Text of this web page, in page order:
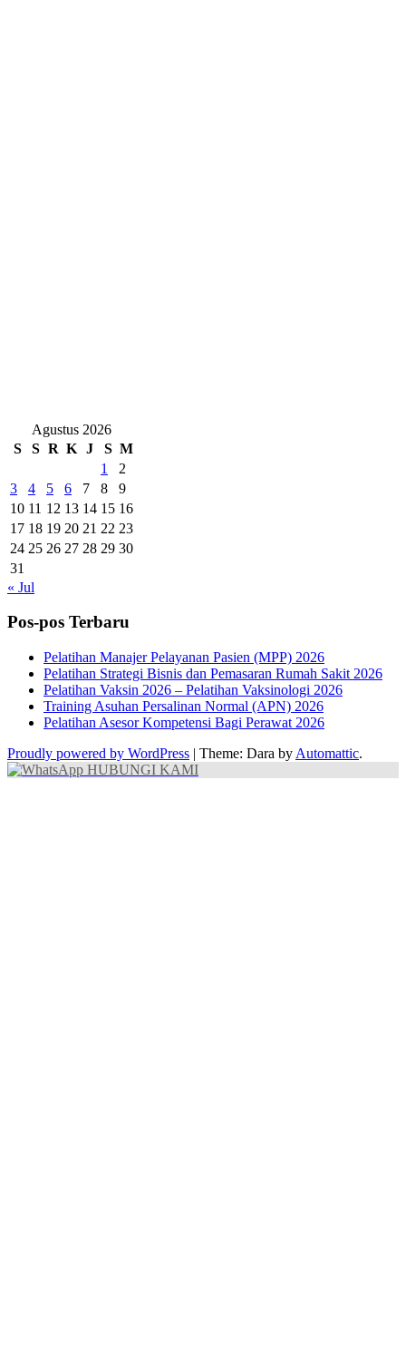
Agustus 2026
S
S R K J S M
1
2
3
4 5 6 7 8
9
10 11 12 13 14 15 16
17 18 19 20 21 22 23
24 25 26 27 28 29 30
31
« Jul
Pos-pos Terbaru
Pelatihan Manajer Pelayanan Pasien (MPP) 2026
Pelatihan Strategi Bisnis dan Pemasaran Rumah Sakit 2026
Pelatihan Vaksin 2026 – Pelatihan Vaksinologi 2026
Training Asuhan Persalinan Normal (APN) 2026
Pelatihan Asesor Kompetensi Bagi Perawat 2026
Proudly powered by WordPress | Theme: Dara by Automattic.
HUBUNGI KAMI